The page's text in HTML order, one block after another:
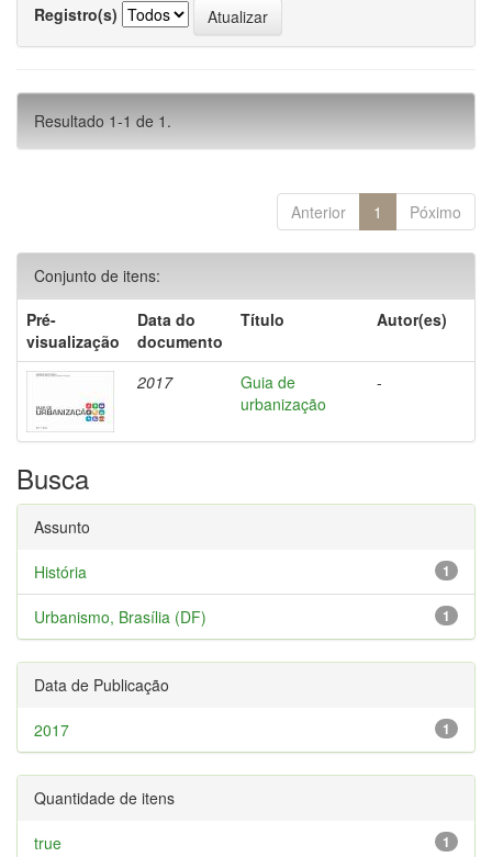
Registro(s)
Resultado 1-1 de 1.
Anterior 1 Póximo
Conjunto de itens:
Pré-
visualização
Data do
documento
Título Autor(es)
2017
Guia de
urbanização
-
Busca
Assunto
1
História
1
Urbanismo, Brasília (DF)
Data de Publicação
1
2017
Quantidade de itens
1
true